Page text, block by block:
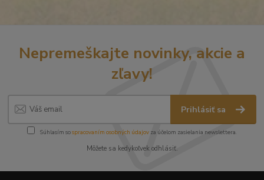
Nepremeškajte novinky, akcie a
zľavy!
Prihlásiť sa
Súhlasím sospracovaním osobných údajov za účelom zasielania newslettera.
Môžete sa kedykoľvek odhlásiť.